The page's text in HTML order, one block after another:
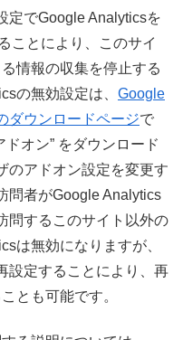
定でGoogle Analyticsを
ことにより、このサイ
情報の収集を停止する
の無効設定は、 Google
ダウンロードページで
オン” をダウンロード
のアドオン設定を変更す
問者がGoogle Analytics
問するこのサイト以外の
は無効になりますが、
設定することにより、再
とも可能です。